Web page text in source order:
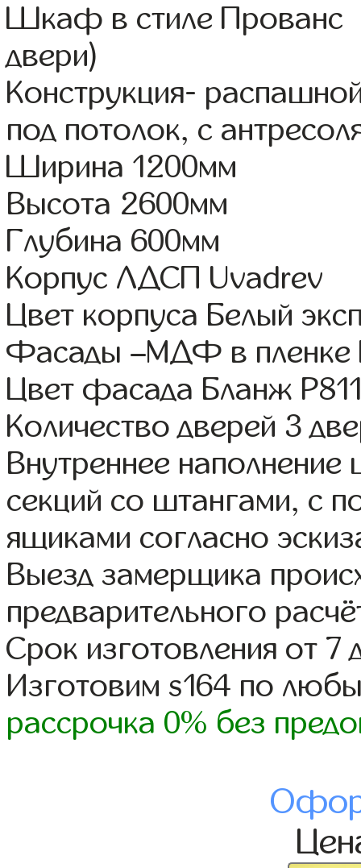
Шкаф в стиле Прованс
двери)
Конструкция-
под потолок, с
Ширина 1200мм
Высота 2600мм
Глубина 600мм
Корпус ЛДСП Uvadrev
Цвет корпуса Белый
Фасады –МДФ в пленке
Цвет фасада Бланж
Количество дверей 3
Внутреннее
секций со штангами, с
ящиками согласно
Выезд замерщика
предварительного
Срок изготовления от 7
Изготовим s164 по
рассрочка 0% без